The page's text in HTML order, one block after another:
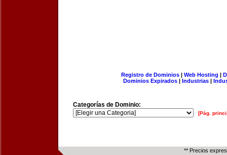
Registro de Dominios| Web Hosting |
Dominios Expirados | Industrias |
Categorías de Dominio:
[Pág.
** Precios